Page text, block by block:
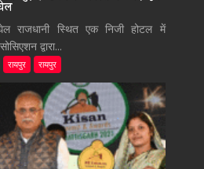
राजधानी स्थित एक निजी होटल में
द्वारा...
रायपुर रायपुर